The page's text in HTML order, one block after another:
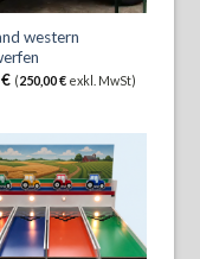
western
€ (250,00€exkl. MwSt)